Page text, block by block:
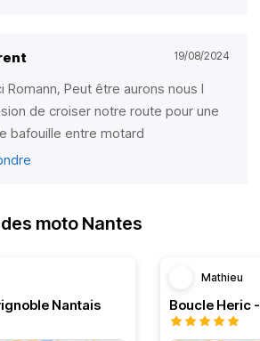
19/08/2024
Romann, Peut être aurons nous l
de croiser notre route pour une
bafouille entre motard
moto Nantes
Nantais
Mathieu
Boucle Heric